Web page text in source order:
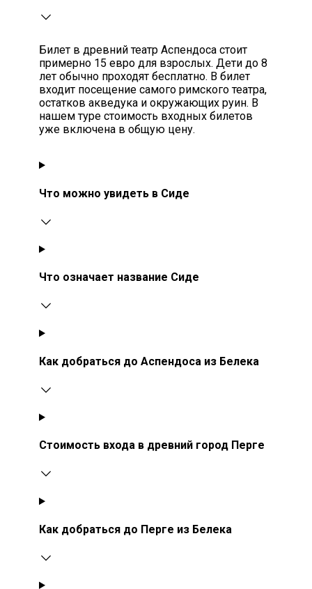
Билет в древний театр Аспендоса стоит
примерно 15 евро для взрослых. Дети до 8
лет обычно проходят бесплатно. В билет
входит посещение самого римского театра,
остатков акведука и окружающих руин. В
нашем туре стоимость входных билетов
уже включена в общую цену.
Что можно увидеть в Сиде
Что означает название Сиде
Как добраться до Аспендоса из Белека
Стоимость входа в древний город Перге
Как добраться до Перге из Белека